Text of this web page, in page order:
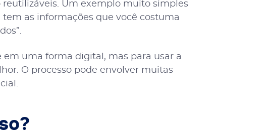
reutilizáveis. Um exemplo muito simples
as informações que você costuma
uma forma digital, mas para usar a
O processo pode envolver muitas